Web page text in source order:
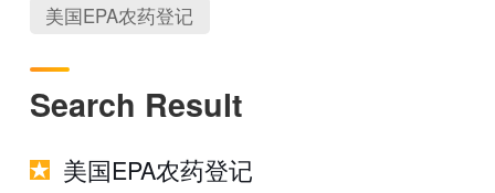
美国EPA农药登记
Search Result
美国EPA农药登记